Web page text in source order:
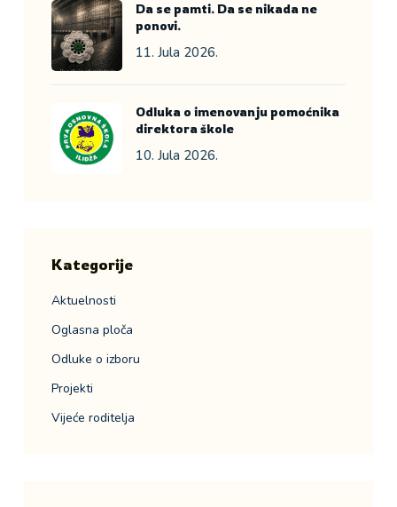
Da se pamti. Da se nikada ne
ponovi.
11. Jula 2026.
Odluka o imenovanju pomoćnika
direktora škole
10. Jula 2026.
Kategorije
Aktuelnosti
Oglasna ploča
Odluke o izboru
Projekti
Vijeće roditelja